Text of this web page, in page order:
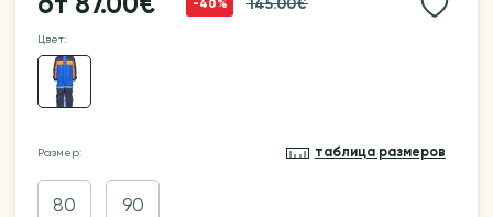
от 87.00€ -40% 145.00€
Цвет:
Размер: таблица размеров
80 90